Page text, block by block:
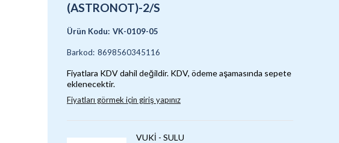
(ASTRONOT)-2/S
Ürün Kodu: VK-0109-05
Barkod: 8698560345116
Fiyatlara KDV dahil değildir. KDV, ödeme aşamasında sepete
eklenecektir.
Fiyatları görmek için giriş yapınız
VUKİ - SULU